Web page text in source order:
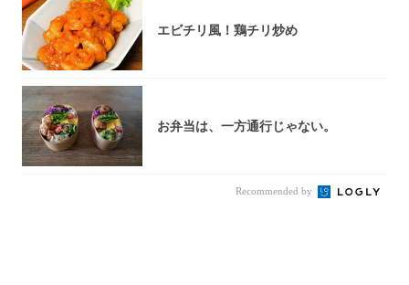
エビチリ風！鶏チリ炒め
お弁当は、一方通行じゃない。
Recommended by